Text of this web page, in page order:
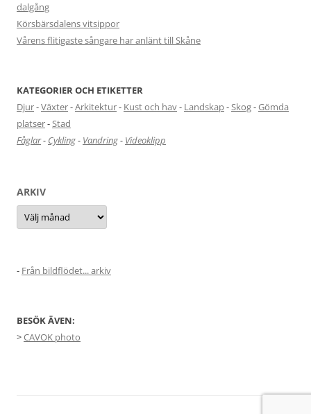
dalgång
Körsbärsdalens vitsippor
Vårens flitigaste sångare har anlänt till Skåne
KATEGORIER OCH ETIKETTER
Djur-Växter-Arkitektur- Kust och hav- Landskap-Skog-Gömda
platser-Stad
Fåglar- Cykling- Vandring- Videoklipp
ARKIV
Arkiv
- Från bildflödet... arkiv
BESÖK ÄVEN:
>CAVOK photo